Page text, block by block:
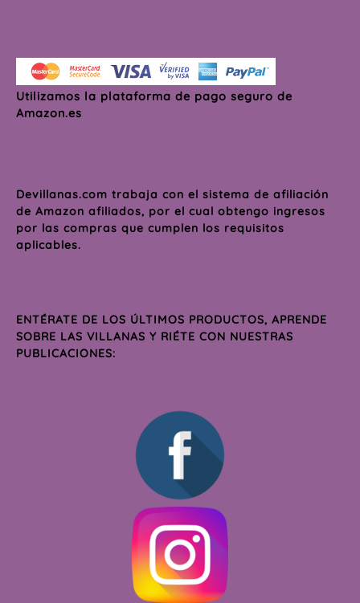
Utilizamos la plataforma de pago seguro de
Amazon.es
Devillanas.com trabaja con el sistema de afiliación
de Amazon afiliados, por el cual obtengo ingresos
por las compras que cumplen los requisitos
aplicables.
ENTÉRATE DE LOS ÚLTIMOS PRODUCTOS, APRENDE
SOBRE LAS VILLANAS Y RIÉTE CON NUESTRAS
PUBLICACIONES: